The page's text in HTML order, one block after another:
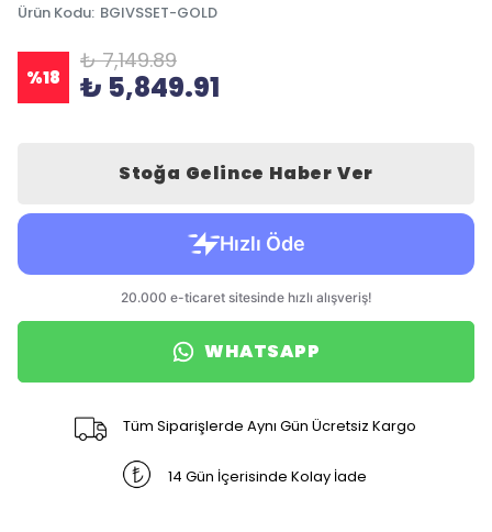
Ürün Kodu: BGIVSSET-GOLD
%18
₺ 7,149.89
₺ 5,849.91
Stoğa Gelince Haber Ver
WHATSAPP
Tüm Siparişlerde Aynı Gün Ücretsiz Kargo
14 Gün İçerisinde Kolay İade